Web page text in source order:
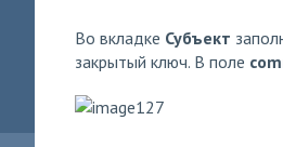
Во вкладке Субъект
закрытый ключ. В поле